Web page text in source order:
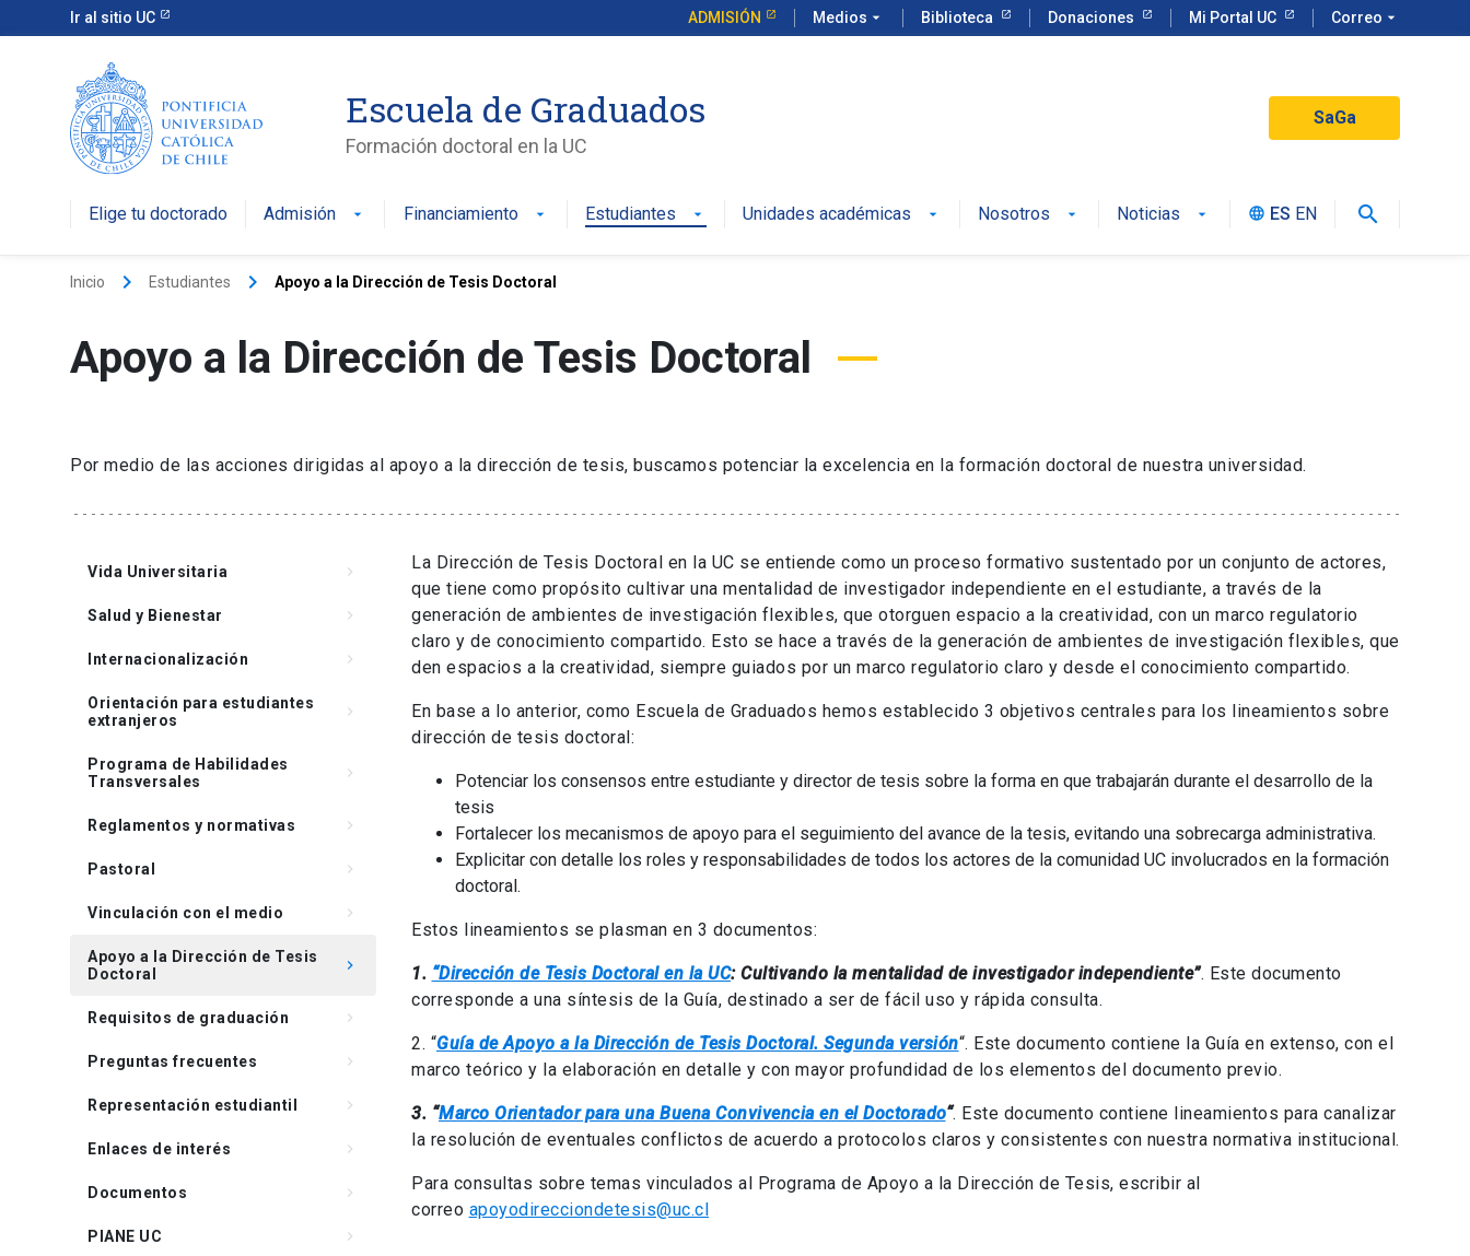
Ir al sitio UC ADMISIÓN Medios arrow_drop_down Biblioteca Donaciones Mi Portal UC Correo arrow_drop_down
Escuela de Graduados
Formación doctoral en la UC
SaGa
Elige tu doctorado Admisión Financiamiento Estudiantes Unidades académicas Nosotros Noticias language ES EN search
Inicio keyboard_arrow_right Estudiantes keyboard_arrow_right Apoyo a la Dirección de Tesis Doctoral
Apoyo a la Dirección de Tesis Doctoral
Por medio de las acciones dirigidas al apoyo a la dirección de tesis, buscamos potenciar la excelencia en la formación doctoral de nuestra universidad.
Vida Universitaria keyboard_arrow_right
Salud y Bienestar keyboard_arrow_right
Internacionalización keyboard_arrow_right
Orientación para estudiantes
extranjeros
keyboard_arrow_right
Programa de Habilidades
Transversales
keyboard_arrow_right
Reglamentos y normativas keyboard_arrow_right
Pastoral keyboard_arrow_right
Vinculación con el medio keyboard_arrow_right
Apoyo a la Dirección de Tesis
Doctoral
keyboard_arrow_right
Requisitos de graduación keyboard_arrow_right
Preguntas frecuentes keyboard_arrow_right
Representación estudiantil keyboard_arrow_right
Enlaces de interés keyboard_arrow_right
Documentos keyboard_arrow_right
PIANE UC keyboard_arrow_right
La Dirección de Tesis Doctoral en la UC se entiende como un proceso formativo sustentado por un conjunto de actores,
que tiene como propósito cultivar una mentalidad de investigador independiente en el estudiante, a través de la
generación de ambientes de investigación flexibles, que otorguen espacio a la creatividad, con un marco regulatorio
claro y de conocimiento compartido. Esto se hace a través de la generación de ambientes de investigación flexibles, que
den espacios a la creatividad, siempre guiados por un marco regulatorio claro y desde el conocimiento compartido.
En base a lo anterior, como Escuela de Graduados hemos establecido 3 objetivos centrales para los lineamientos sobre
dirección de tesis doctoral:
Potenciar los consensos entre estudiante y director de tesis sobre la forma en que trabajarán durante el desarrollo de la
tesis
Fortalecer los mecanismos de apoyo para el seguimiento del avance de la tesis, evitando una sobrecarga administrativa.
Explicitar con detalle los roles y responsabilidades de todos los actores de la comunidad UC involucrados en la formación
doctoral.
Estos lineamientos se plasman en 3 documentos:
1. “Dirección de Tesis Doctoral en la UC: Cultivando la mentalidad de investigador independiente”. Este documento
corresponde a una síntesis de la Guía, destinado a ser de fácil uso y rápida consulta.
2. “Guía de Apoyo a la Dirección de Tesis Doctoral. Segunda versión“. Este documento contiene la Guía en extenso, con el
marco teórico y la elaboración en detalle y con mayor profundidad de los elementos del documento previo.
3. “Marco Orientador para una Buena Convivencia en el Doctorado“. Este documento contiene lineamientos para canalizar
la resolución de eventuales conflictos de acuerdo a protocolos claros y consistentes con nuestra normativa institucional.
Para consultas sobre temas vinculados al Programa de Apoyo a la Dirección de Tesis, escribir al
correo apoyodirecciondetesis@uc.cl